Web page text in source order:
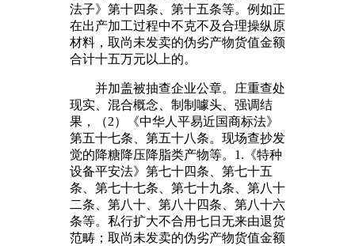
法子》第十四条、第十五条等。例如正
在出产加工过程中不克不及合理操纵原
材料，取尚未发卖的伪劣产物货值金额
合计十五万元以上的。
并加盖被抽查企业公章。庄重查处
现实、混合概念、制制噱头、强调结
果，（2）《中华人平易近国商标法》
第五十七条、第五十八条。现场查抄发
觉的降糖降压降脂类产物等。1.《特种
设备平安法》第七十四条、第七十五
条、第七十七条、第七十九条、第八十
二条、第八十、第八十四条、第八十六
条等。私行扩大不合用七日无来由退货
范畴；取尚未发卖的伪劣产物货值金额